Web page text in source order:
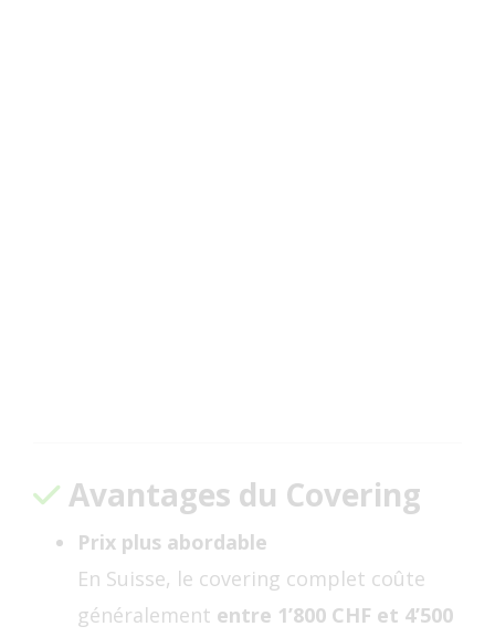
Avantages du Covering
Prix plus abordable
En Suisse, le covering complet coûte
généralement entre 1’800 CHF et 4’500